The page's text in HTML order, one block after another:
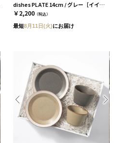
dishes PLATE 14cm / グレー［イイホシユミコ×木村硝子店］
￥2,200 （税込）
最短8月11日(火)にお届け